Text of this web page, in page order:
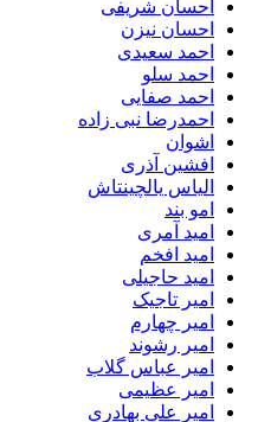
احسان شریفی
احسان نیزن
احمد سعیدی
احمد سلو
احمد صفایی
احمدرضا نبی زاده
اشوان
افشین آذری
الیاس یالچینتاش
امو بند
امید آمری
امید افخم
امید حاجیلی
امیر تاجیک
امیر چهارم
امیر رشوند
امیر عباس گلاب
امیر عظیمی
امیر علی بهادری